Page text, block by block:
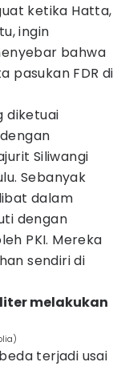
ketika Hatta,
ingin
bahwa
pasukan FDR di
diketuai
Siliwangi
Sebanyak
dalam
dengan
PKI. Mereka
sendiri di
melakukan
terjadi usai